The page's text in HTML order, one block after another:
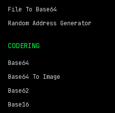
File To Base64
Random Address Generator
CODERING
Base64
Base64 To Image
Base62
Base16